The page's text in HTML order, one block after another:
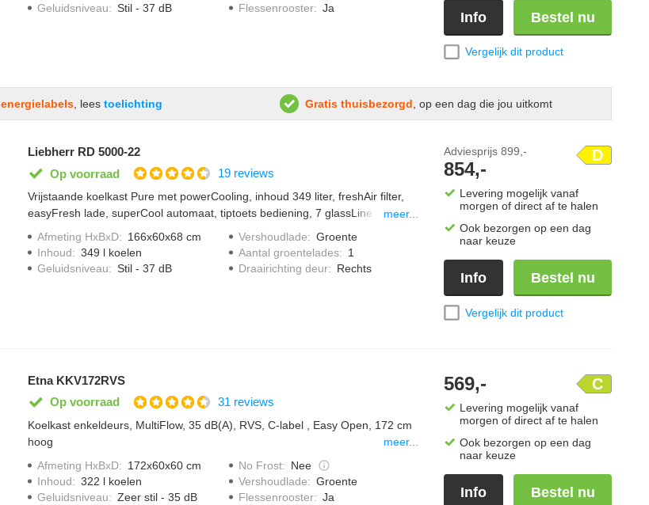
Geluidsniveau: Stil - 37 dB
Flessenrooster: Ja
Info Bestel nu
Vergelijk dit product
energielabels, lees toelichting Gratis thuisbezorgd, op een dag die jou uitkomt
Liebherr RD 5000-22
Op voorraad
19 reviews
Vrijstaande koelkast Pure met powerCooling, inhoud 349 liter, freshAir filter,
easyFresh lade, superCool automaat, tiptoets bediening, 7 glassLine
draagplateaus en LED verlichting.
meer...
Afmeting HxBxD: 166x60x68 cm
Inhoud: 349 l koelen
Geluidsniveau: Stil - 37 dB
Vershoudlade: Groente
Aantal groentelades: 1
Draairichting deur: Rechts
D
Adviesprijs 899,-
854,-
Levering mogelijk vanaf
morgen of direct af te halen
Ook bezorgen op een dag
naar keuze
Info Bestel nu
Vergelijk dit product
Etna KKV172RVS
Op voorraad
31 reviews
Koelkast enkeldeurs, MultiFlow, 35 dB(A), RVS, C-label , Easy Open, 172 cm
hoog
meer...
Afmeting HxBxD: 172x60x60 cm
Inhoud: 322 l koelen
Geluidsniveau: Zeer stil - 35 dB
No Frost: Nee
Vershoudlade: Groente
Flessenrooster: Ja
C
569,-
Levering mogelijk vanaf
morgen of direct af te halen
Ook bezorgen op een dag
naar keuze
Info Bestel nu